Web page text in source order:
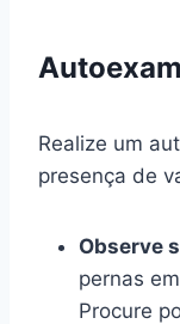
Realize um
presença de
Observe
pernas
Procure